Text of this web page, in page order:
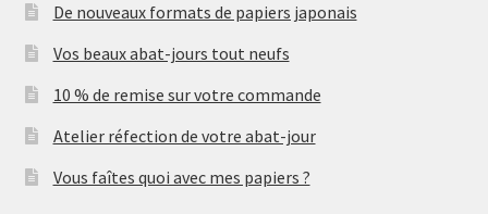
De nouveaux formats de papiers japonais
Vos beaux abat-jours tout neufs
10 % de remise sur votre commande
Atelier réfection de votre abat-jour
Vous faîtes quoi avec mes papiers ?